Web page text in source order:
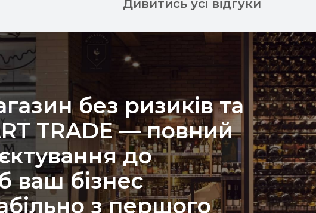
Дивитись усі відгуки
без ризиків та
TRADE — повний
до
ваш бізнес
з першого